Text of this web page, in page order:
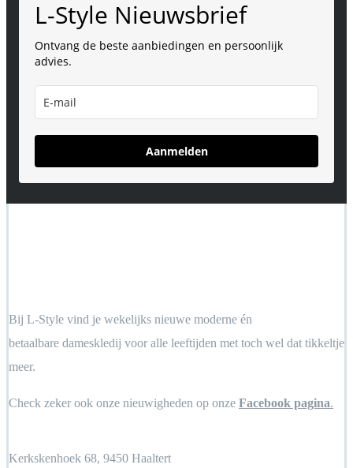
L-Style Nieuwsbrief
Ontvang de beste aanbiedingen en persoonlijk
advies.
Aanmelden
Bij L-Style vind je wekelijks nieuwe moderne én
betaalbare dameskledij voor alle leeftijden met toch wel dat tikkeltje
meer.
Check zeker ook onze nieuwigheden op onze Facebook pagina.
Kerkskenhoek 68, 9450 Haaltert